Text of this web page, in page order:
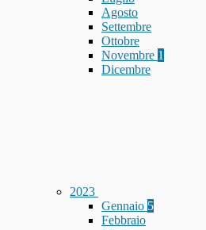
Agosto
Settembre
Ottobre
Novembre 1
Dicembre
2023
Gennaio 5
Febbraio